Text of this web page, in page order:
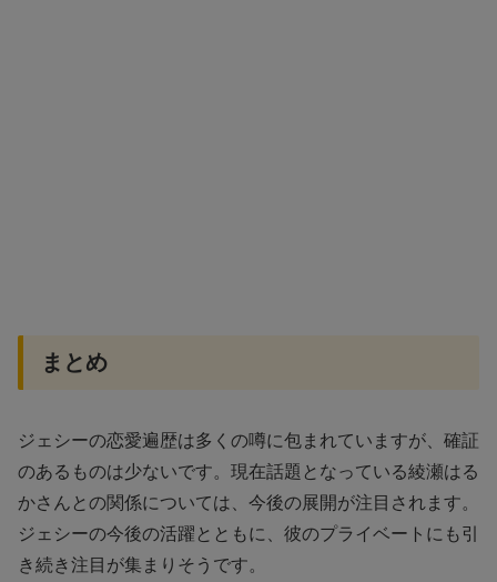
まとめ
ジェシーの恋愛遍歴は多くの噂に包まれていますが、確証
のあるものは少ないです。現在話題となっている綾瀬はる
かさんとの関係については、今後の展開が注目されます。
ジェシーの今後の活躍とともに、彼のプライベートにも引
き続き注目が集まりそうです。